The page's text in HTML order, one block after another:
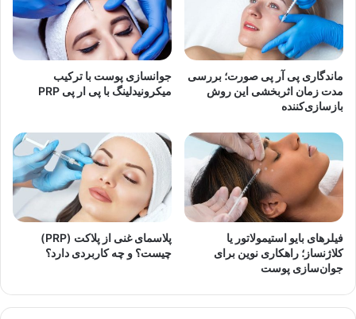
ماندگاری پی آر پی صورت؛ بررسی
مدت زمان اثربخشی این روش
بازسازی‌کننده
جوانسازی پوست با ترکیب
میکرونیدلینگ با پی ار پی PRP
فیلرهای بایو استیمولاتور یا
کلاژنساز؛ راهکاری نوین برای
جوان‌سازی پوست
پلاسمای غنی از پلاکت (PRP)
چیست؟ و چه کاربردی دارد؟